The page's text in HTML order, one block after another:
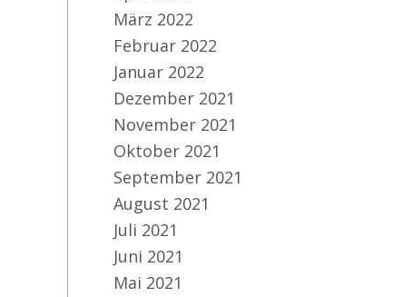
März 2022
Februar 2022
Januar 2022
Dezember 2021
November 2021
Oktober 2021
September 2021
August 2021
Juli 2021
Juni 2021
Mai 2021